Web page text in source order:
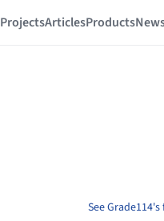
ProjectsArticlesProducts
See